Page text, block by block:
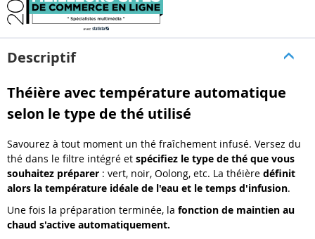
Descriptif
Théière avec température automatique
selon le type de thé utilisé
Savourez à tout moment un thé fraîchement infusé. Versez du
thé dans le filtre intégré et spécifiez le type de thé que vous
souhaitez préparer : vert, noir, Oolong, etc. La théière définit
alors la température idéale de l'eau et le temps d'infusion.
Une fois la préparation terminée, la fonction de maintien au
chaud s'active automatiquement.